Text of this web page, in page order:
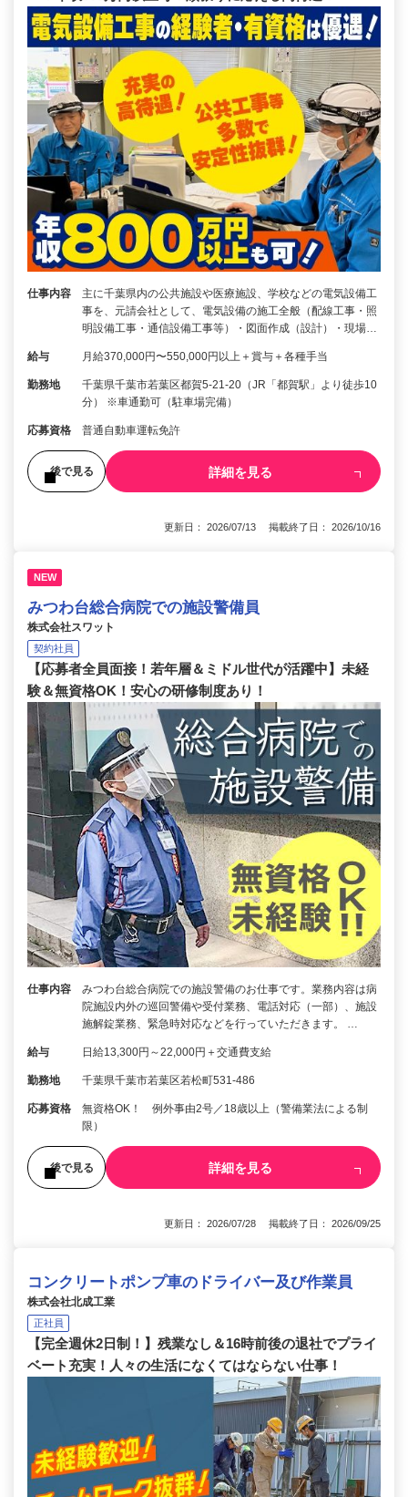
仕事内容
主に千葉県内の公共施設や医療施設、学校などの電気設備工
事を、元請会社として、電気設備の施工全般（配線工事・照
明設備工事・通信設備工事等）・図面作成（設計）・現場…
給与 月給370,000円〜550,000円以上＋賞与＋各種手当
勤務地
千葉県千葉市若葉区都賀5-21-20（JR「都賀駅」より徒歩10
分） ※車通勤可（駐車場完備）
応募資格 普通自動車運転免許
後で見る 詳細を見る
更新日： 2026/07/13 掲載終了日： 2026/10/16
NEW
みつわ台総合病院での施設警備員
株式会社スワット
契約社員
【応募者全員面接！若年層＆ミドル世代が活躍中】未経
験＆無資格OK！安心の研修制度あり！
仕事内容
みつわ台総合病院での施設警備のお仕事です。業務内容は病
院施設内外の巡回警備や受付業務、電話対応（一部）、施設
施解錠業務、緊急時対応などを行っていただきます。 …
給与 日給13,300円～22,000円＋交通費支給
勤務地 千葉県千葉市若葉区若松町531-486
応募資格
無資格OK！ 例外事由2号／18歳以上（警備業法による制
限）
後で見る 詳細を見る
更新日： 2026/07/28 掲載終了日： 2026/09/25
コンクリートポンプ車のドライバー及び作業員
株式会社北成工業
正社員
【完全週休2日制！】残業なし＆16時前後の退社でプライ
ベート充実！人々の生活になくてはならない仕事！